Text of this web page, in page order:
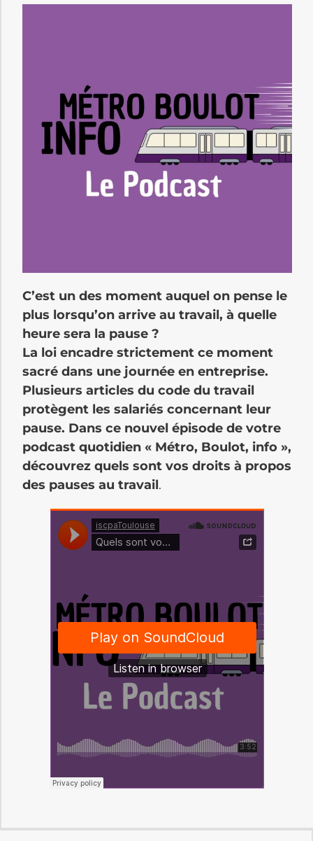
C’est un des moment auquel on pense le
plus lorsqu’on arrive au travail, à quelle
heure sera la pause ?
La loi encadre strictement ce moment
sacré dans une journée en entreprise.
Plusieurs articles du code du travail
protègent les salariés concernant leur
pause. Dans ce nouvel épisode de votre
podcast quotidien « Métro, Boulot, info »,
découvrez quels sont vos droits à propos
des pauses au travail.